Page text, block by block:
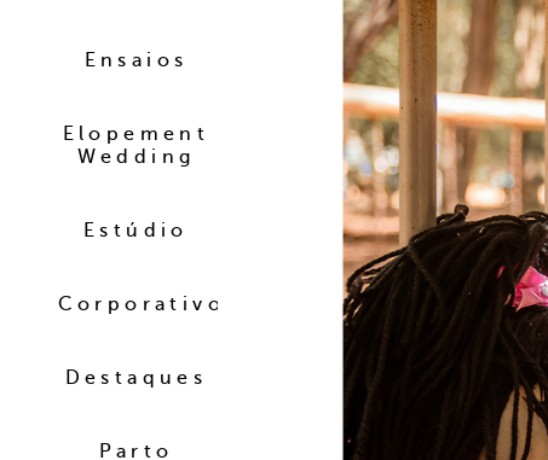
Ensaios
Elopement
Wedding
Estúdio
Corporativo
Destaques
Parto